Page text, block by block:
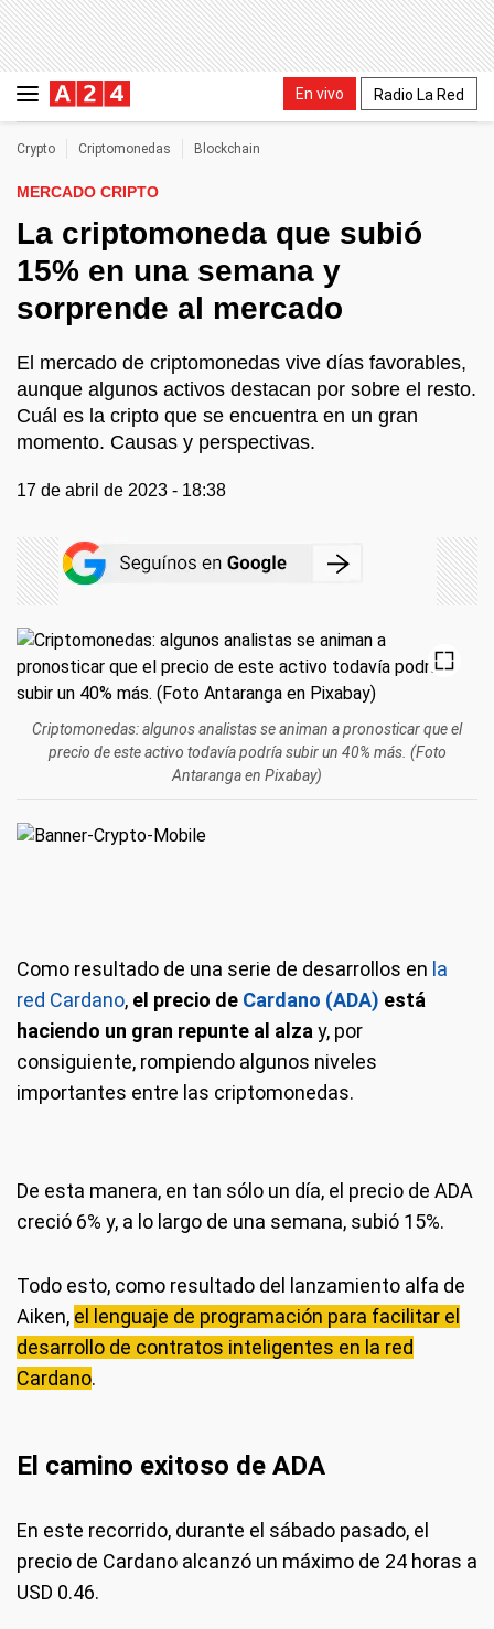
En vivo Radio La Red
Crypto Criptomonedas Blockchain
MERCADO CRIPTO
La criptomoneda que subió
15% en una semana y
sorprende al mercado
El mercado de criptomonedas vive días favorables,
aunque algunos activos destacan por sobre el resto.
Cuál es la cripto que se encuentra en un gran
momento. Causas y perspectivas.
17 de abril de 2023 - 18:38
Criptomonedas: algunos analistas se animan a pronosticar que el
precio de este activo todavía podría subir un 40% más. (Foto
Antaranga en Pixabay)
Como resultado de una serie de desarrollos en la
red Cardano, el precio de Cardano (ADA) está
haciendo un gran repunte al alza y, por
consiguiente, rompiendo algunos niveles
importantes entre las criptomonedas.
De esta manera, en tan sólo un día, el precio de ADA
creció 6% y, a lo largo de una semana, subió 15%.
Todo esto, como resultado del lanzamiento alfa de
Aiken, el lenguaje de programación para facilitar el
desarrollo de contratos inteligentes en la red
Cardano.
El camino exitoso de ADA
En este recorrido, durante el sábado pasado, el
precio de Cardano alcanzó un máximo de 24 horas a
USD 0.46.